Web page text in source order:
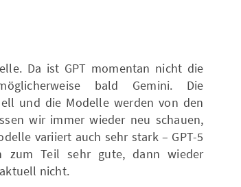
Da ist GPT momentan nicht die
bald Gemini. Die
und die Modelle werden von den
wir immer wieder neu schauen,
variiert auch sehr stark – GPT-5
zum Teil sehr gute, dann wieder
nicht.